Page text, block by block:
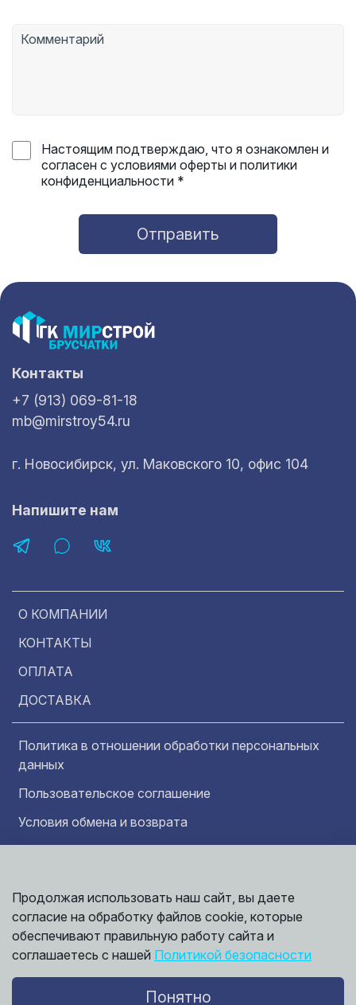
Настоящим подтверждаю, что я ознакомлен и
согласен с условиями оферты и политики
конфиденциальности *
Отправить
О КОМПАНИИ
КОНТАКТЫ
ОПЛАТА
ДОСТАВКА
Политика в отношении обработки персональных
данных
Пользовательское соглашение
Условия обмена и возврата
Контакты
+7 (913) 069-81-18
mb@mirstroy54.ru
г. Новосибирск, ул. Маковского 10, офис 104
Напишите нам
©
Информация представленная на сайте
носит исключительно ознакомительный
характер и ни при каких условиях не может
считаться публичной офертой. Точные
сведения о ценах, условиях продажи и
Продолжая использовать наш сайт, вы даете
согласие на обработку файлов cookie, которые
обеспечивают правильную работу сайта и
соглашаетесь с нашей Политикой безопасности
Понятно